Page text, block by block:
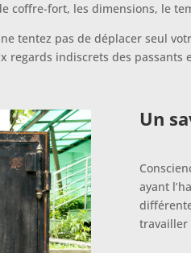
coffre-fort, les dimensions, le
tentez pas de déplacer seul
regards indiscrets des passants
Un
ayant
travailler